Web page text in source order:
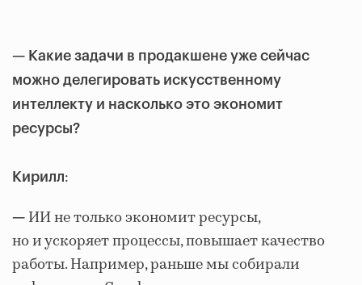
— Какие задачи в продакшене уже сейчас
можно делегировать искусственному
интеллекту и насколько это экономит
ресурсы?
Кирилл:
— ИИ не только экономит ресурсы,
но и ускоряет процессы, повышает качество
работы. Например, раньше мы собирали